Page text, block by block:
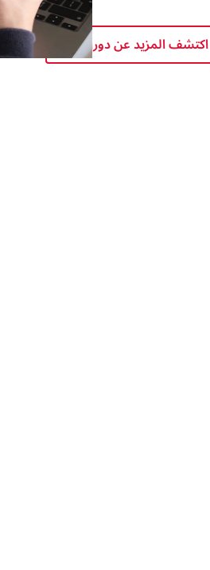
اكتشف المزيد عن دوراتنا